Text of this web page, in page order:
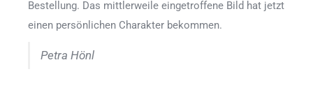
Bestellung. Das mittlerweile eingetroffene Bild hat jetzt
einen persönlichen Charakter bekommen.
Petra Hönl